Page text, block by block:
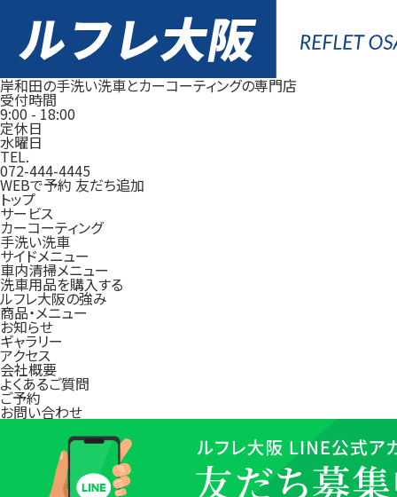
岸和田の手洗い洗車とカーコーティングの専門店
受付時間
9:00 -18:00
定休日
水曜日
TEL.
072-444-4445
WEBで予約 友だち追加
トップ
サービス
カーコーティング
手洗い洗車
サイドメニュー
車内清掃メニュー
洗車用品を購入する
ルフレ大阪の強み
商品・メニュー
お知らせ
ギャラリー
アクセス
会社概要
よくあるご質問
ご予約
お問い合わせ